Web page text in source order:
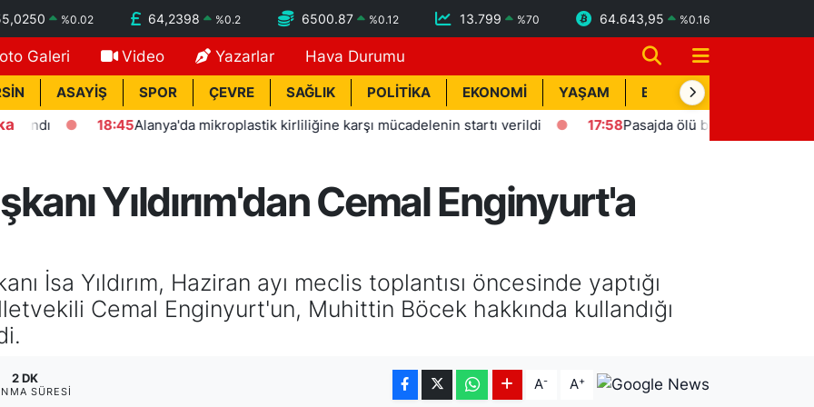
%0.02 64,2398 %0.2 6500.87 %0.12 13.799 %70 64.643,95 %0.16
Galeri Video Yazarlar Hava Durumu
ASAYİŞ SPOR ÇEVRE SAĞLIK POLİTİKA EKONOMİ YAŞAM BİK İLAN
18:45 Alanya'da mikroplastik kirliliğine karşı mücadelenin startı verildi 17:58 Pasajda ölü bulunan Eyüp Can
Yıldırım'dan Cemal Enginyurt'a
İsa Yıldırım, Haziran ayı meclis toplantısı öncesinde yaptığı
Cemal Enginyurt'un, Muhittin Böcek hakkında kullandığı
2 DK
SÜRESI A- A+